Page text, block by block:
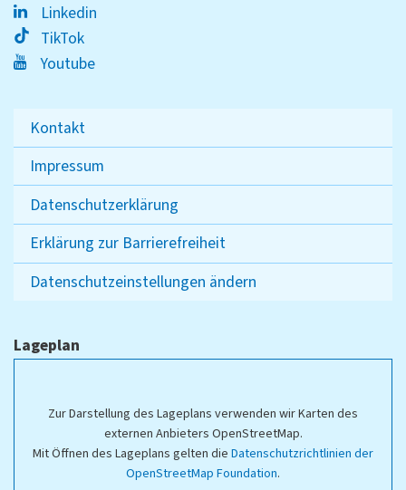
Linkedin
TikTok
Youtube
Kontakt
Impressum
Datenschutzerklärung
Erklärung zur Barrierefreiheit
Datenschutzeinstellungen ändern
Lageplan
Zur Darstellung des Lageplans verwenden wir Karten des
externen Anbieters OpenStreetMap.
Mit Öffnen des Lageplans gelten die Datenschutzrichtlinien der
OpenStreetMap Foundation.